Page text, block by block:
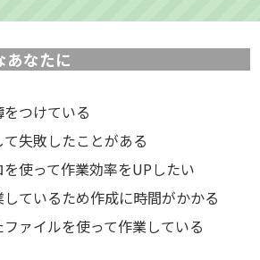
あなたに
つけている
失敗したことがある
使って作業効率をUPしたい
ているため作成に時間がかかる
ァイルを使って作業している